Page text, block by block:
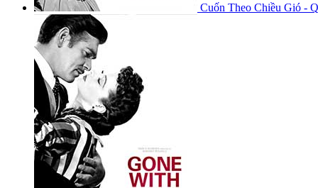
Cuốn Theo Chiều Gió -